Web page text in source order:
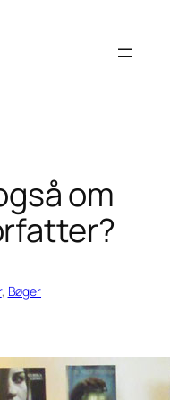
om
, Bøger